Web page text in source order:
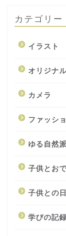
カテゴリー
イラスト
オリジナ
カメラ
ファッシ
ゆる自然
子供とお
子供との
学びの記録